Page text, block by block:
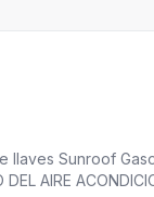
con el medio
mismo para
Lexus NX 300h
Sunroof
AIRE